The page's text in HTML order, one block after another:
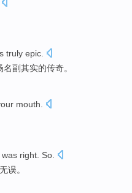
truly epic.
名副其实的传奇。
mouth
was right . So.
误。